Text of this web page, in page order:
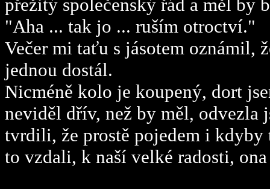
přežitý společenský řád a měl by
"Aha ... tak jo ... ruším otroctví."
Večer mi taťu s jásotem oznámil,
jednou dostál.
Nicméně kolo je koupený, dort
neviděl dřív, než by měl, odvezla
tvrdili, že prostě pojedem i kdyby
to vzdali, k naší velké radosti,